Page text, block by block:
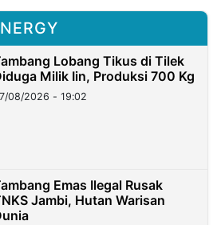
Lobang Tikus di Tilek
Milik Iin, Produksi 700 Kg
08/2026 - 19:02
Emas Ilegal Rusak
Jambi, Hutan Warisan